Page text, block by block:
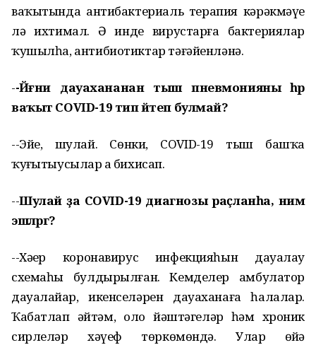
ваҡытында антибактериаль терапия кәрәкмәүе
лә ихтимал. Ә инде вирустарға бактериялар
ҡушылһа, антибиотиктар тәғәйенләнә.
--Йәғни дауахананан тыш пневмонияны һәр
ваҡыт COVID-19 тип әйтеп булмай?
--Эйе, шулай. Сөнки, COVID-19 тыш башҡа
ҡуҙғытыусылар ҙа бихисап.
--Шулай ҙа COVID-19 диагнозы раҫланһа, нимә
эшләргә?
--Хәҙер коронавирус инфекцияһын дауалау
схемаһы булдырылған. Кемделер амбулатор
дауалайҙар, икенселәрен дауаханаға һалалар.
Ҡабатлап әйтәм, оло йәштәгеләр һәм хроник
сирлеләр хәүеф төркөмөндә. Улар өйҙә